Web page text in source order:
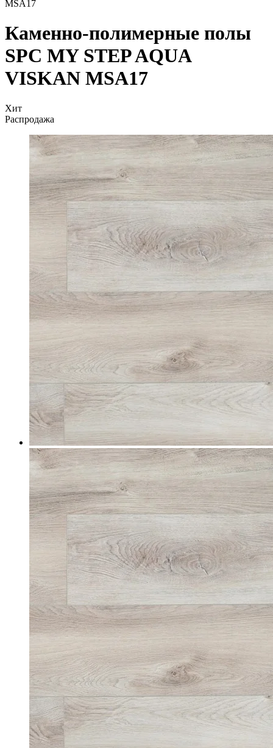
MSA17
Каменно-полимерные полы
SPC MY STEP AQUA
VISKAN MSA17
Хит
Распродажа